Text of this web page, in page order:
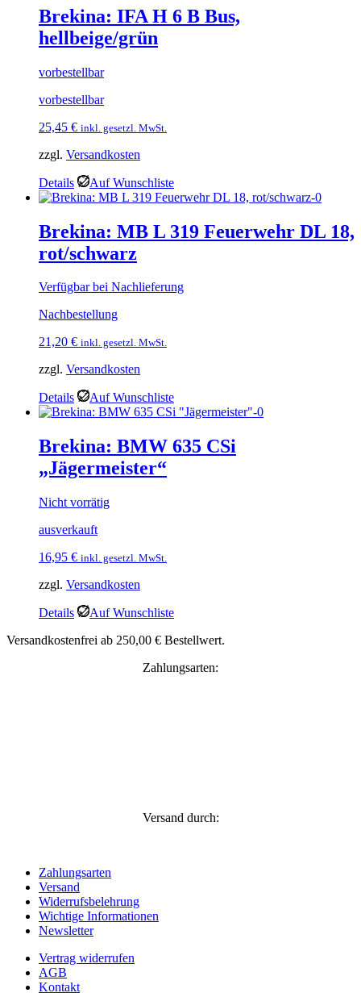
Brekina: IFA H 6 B Bus,
hellbeige/grün
vorbestellbar
vorbestellbar
25,45 € inkl. gesetzl. MwSt.
zzgl. Versandkosten
Details Auf Wunschliste
Brekina: MB L 319 Feuerwehr DL 18,
rot/schwarz
Verfügbar bei Nachlieferung
Nachbestellung
21,20 € inkl. gesetzl. MwSt.
zzgl. Versandkosten
Details Auf Wunschliste
Brekina: BMW 635 CSi
„Jägermeister“
Nicht vorrätig
ausverkauft
16,95 € inkl. gesetzl. MwSt.
zzgl. Versandkosten
Details
Auf Wunschliste
Versandkostenfrei ab 250,00 € Bestellwert.
Zahlungsarten:
Versand durch:
Zahlungsarten
Versand
Widerrufsbelehrung
Wichtige Informationen
Newsletter
Vertrag widerrufen
AGB
Kontakt